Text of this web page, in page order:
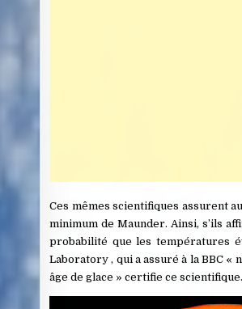
Ces mêmes scientifiques assurent
minimum de Maunder. Ainsi, s’ils
probabilité que les températures
Laboratory , qui a assuré à la BBC
âge de glace » certifie ce scientifique.